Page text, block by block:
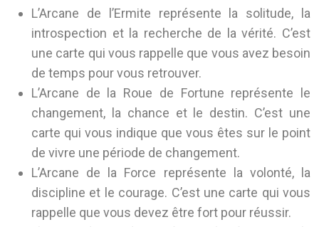
L’Arcane de l’Ermite représente la solitude, la
introspection et la recherche de la vérité. C’est
une carte qui vous rappelle que vous avez besoin
de temps pour vous retrouver.
L’Arcane de la Roue de Fortune représente le
changement, la chance et le destin. C’est une
carte qui vous indique que vous êtes sur le point
de vivre une période de changement.
L’Arcane de la Force représente la volonté, la
discipline et le courage. C’est une carte qui vous
rappelle que vous devez être fort pour réussir.